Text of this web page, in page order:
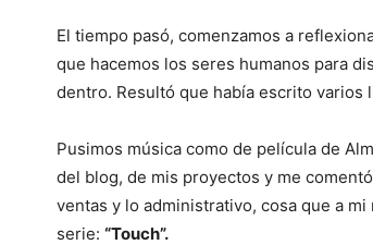
El tiempo pasó, comenzamos a
que hacemos los seres humanos para
dentro. Resultó que había escrito varios
Pusimos música como de película de
del blog, de mis proyectos y me
ventas y lo administrativo, cosa que a
serie: “Touch”.